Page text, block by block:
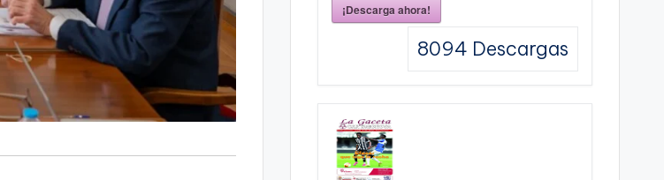
¡Descarga ahora!
8094 Descargas